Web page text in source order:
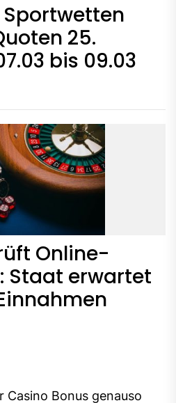
25.
bis 09.03
Online-
Staat erwartet
Casino Bonus genauso